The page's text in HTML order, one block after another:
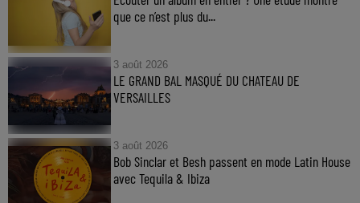
que ce n’est plus du...
3 août 2026
LE GRAND BAL MASQUÉ DU CHATEAU DE
VERSAILLES
3 août 2026
Bob Sinclar et Besh passent en mode Latin House
avec Tequila & Ibiza